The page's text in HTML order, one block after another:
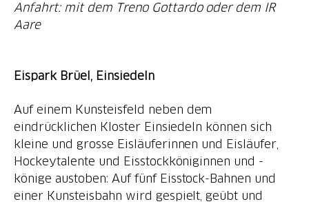
Anfahrt: mit dem Treno Gottardo oder dem IR
Aare
Eispark Brüel, Einsiedeln
Auf einem Kunsteisfeld neben dem
eindrücklichen Kloster Einsiedeln können sich
kleine und grosse Eisläuferinnen und Eisläufer,
Hockeytalente und Eisstockköniginnen und -
könige austoben: Auf fünf Eisstock-Bahnen und
einer Kunsteisbahn wird gespielt, geübt und